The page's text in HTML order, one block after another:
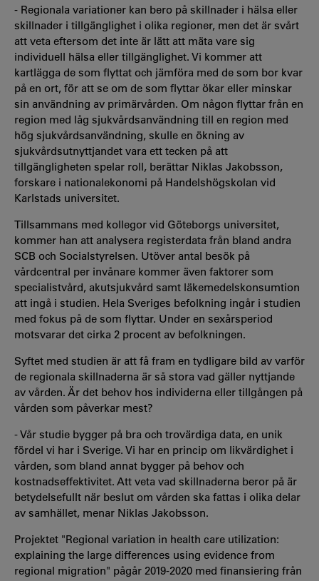
- Regionala variationer kan bero på skillnader i hälsa eller
skillnader i tillgänglighet i olika regioner, men det är svårt
att veta eftersom det inte är lätt att mäta vare sig
individuell hälsa eller tillgänglighet. Vi kommer att
kartlägga de som flyttat och jämföra med de som bor kvar
på en ort, för att se om de som flyttar ökar eller minskar
sin användning av primärvården. Om någon flyttar från en
region med låg sjukvårdsanvändning till en region med
hög sjukvårdsanvändning, skulle en ökning av
sjukvårdsutnyttjandet vara ett tecken på att
tillgängligheten spelar roll, berättar Niklas Jakobsson,
forskare i nationalekonomi på Handelshögskolan vid
Karlstads universitet.
Tillsammans med kollegor vid Göteborgs universitet,
kommer han att analysera registerdata från bland andra
SCB och Socialstyrelsen. Utöver antal besök på
vårdcentral per invånare kommer även faktorer som
specialistvård, akutsjukvård samt läkemedelskonsumtion
att ingå i studien. Hela Sveriges befolkning ingår i studien
med fokus på de som flyttar. Under en sexårsperiod
motsvarar det cirka 2 procent av befolkningen.
Syftet med studien är att få fram en tydligare bild av varför
de regionala skillnaderna är så stora vad gäller nyttjande
av vården. Är det behov hos individerna eller tillgången på
vården som påverkar mest?
- Vår studie bygger på bra och trovärdiga data, en unik
fördel vi har i Sverige. Vi har en princip om likvärdighet i
vården, som bland annat bygger på behov och
kostnadseffektivitet. Att veta vad skillnaderna beror på är
betydelsefullt när beslut om vården ska fattas i olika delar
av samhället, menar Niklas Jakobsson.
Projektet "Regional variation in health care utilization:
explaining the large differences using evidence from
regional migration" pågår 2019-2020 med finansiering från